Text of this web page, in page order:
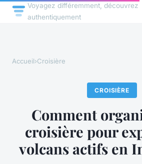
Voyagez différemment, découvrez
authentiquement
Accueil›Croisière
CROISIÈRE
Comment
croisière pour
volcans actifs en